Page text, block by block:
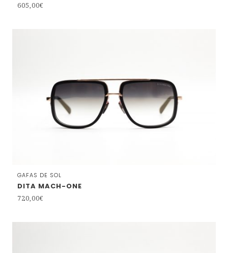
605,00€
GAFAS DE SOL
DITA MACH-ONE
720,00€